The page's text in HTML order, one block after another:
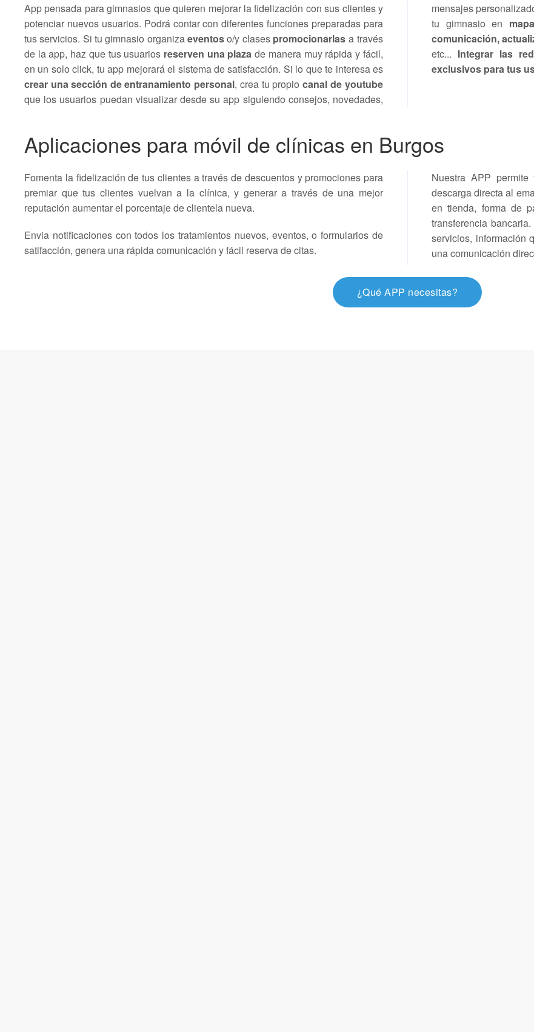
App pensada para gimnasios que quieren mejorar la fidelización con sus clientes y
potenciar nuevos usuarios. Podrá contar con diferentes funciones preparadas para
tus servicios. Si tu gimnasio organizaeventoso/y clases promocionarlas a través
de la app, haz que tus usuarios reserven una plaza de manera muy rápida y fácil,
en un solo click, tu app mejorará el sistema de satisfacción. Si lo que te interesa es
crear una sección de entranamiento personal, crea tu propio canal de youtube
que los usuarios puedan visualizar desde su app siguiendo consejos, novedades,
mensajes
tu gimnasio en
comunicación,
etc... Integrar las
exclusivos para tus
Aplicaciones para móvil de clínicas en Burgos
Fomenta la fidelización de tus clientes a través de descuentos y promociones para
premiar que tus clientes vuelvan a la clínica, y generar a través de una mejor
reputación aumentar el porcentaje de clientela nueva.
Envia notificaciones con todos los tratamientos nuevos, eventos, o formularios de
satifacción, genera una rápida comunicación y fácil reserva de citas.
Nuestra APP
descarga directa al
en tienda, forma de
transferencia
servicios, información
una comunicación
¿Qué APP necesitas?